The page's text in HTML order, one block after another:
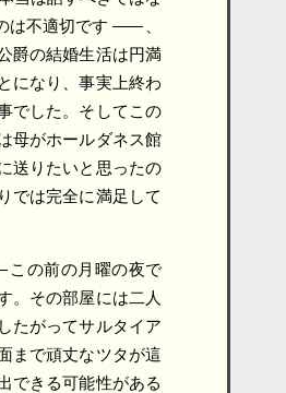
は不適切です ――、
爵の結婚生活は円満
になり、事実上終わ
でした。そしてこの
母がホールダネス館
送りたいと思ったの
では完全に満足して
この前の月曜の夜で
。その部屋には二人
たがってサルタイア
まで頑丈なツタが這
できる可能性がある